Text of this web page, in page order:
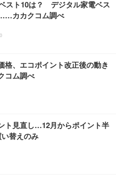
スト ハンガー付き 高反発クッシ
気性メッシュ ゲーミング/勉強/事
コンチェア (ブラック)
ェア デスクチェア 疲れない テレ
スト ハンガー付き 高反発クッシ
性メッシュ ゲーミング/勉強/事
コンチェア (ホワイト)
チェア デスクチェア 肘なし メ
高さ84～96cm テレワーク 在宅
E2724HS 27インチ 液晶モニタ
ジネス向け
280Hz/FHD】GRAPHT THE S
輝点保証 | 日本メーカー)
トベーシック) 【Amazon.co.jp
ペットシーツ 超厚型 お徳用 レギ
スト10は？ デジタル家電ベス
カカクコム調べ
格、エコポイント改正後の動き
コム調べ
ト見直し…12月からポイント半
替えのみ